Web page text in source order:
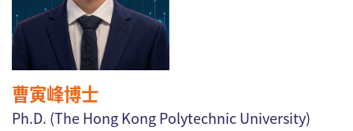
曹寅峰博士
Ph.D. (The Hong Kong Polytechnic University)